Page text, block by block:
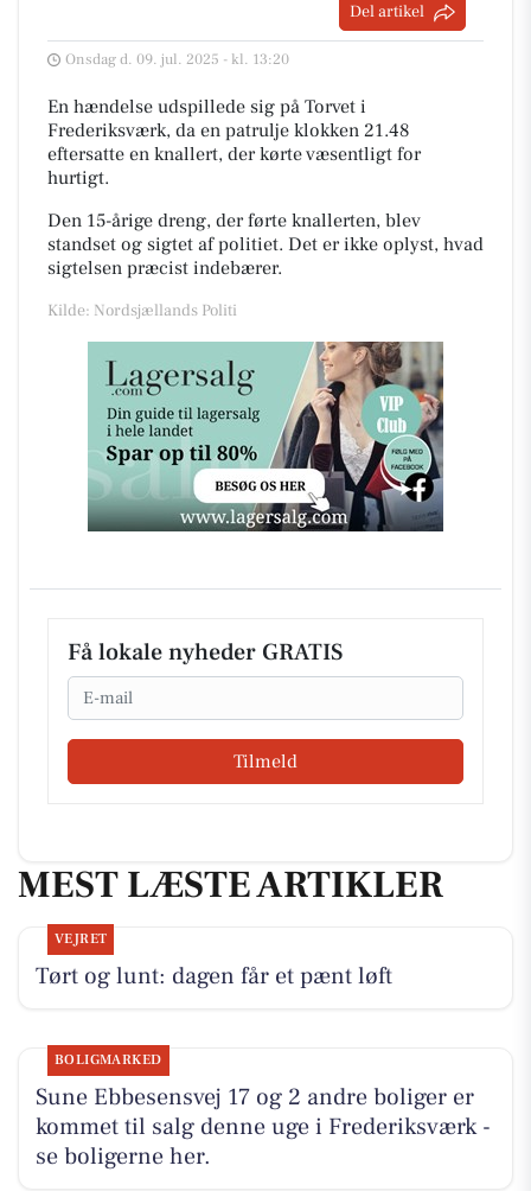
Del artikel
Onsdag d. 09. jul. 2025 - kl. 13:20
En hændelse udspillede sig på Torvet i
Frederiksværk, da en patrulje klokken 21.48
eftersatte en knallert, der kørte væsentligt for
hurtigt.
Den 15-årige dreng, der førte knallerten, blev
standset og sigtet af politiet. Det er ikke oplyst, hvad
sigtelsen præcist indebærer.
Kilde: Nordsjællands Politi
Få lokale nyheder GRATIS
Email
Tilmeld
MEST LÆSTE ARTIKLER
VEJRET
Tørt og lunt: dagen får et pænt løft
BOLIGMARKED
Sune Ebbesensvej 17 og 2 andre boliger er
kommet til salg denne uge i Frederiksværk -
se boligerne her.